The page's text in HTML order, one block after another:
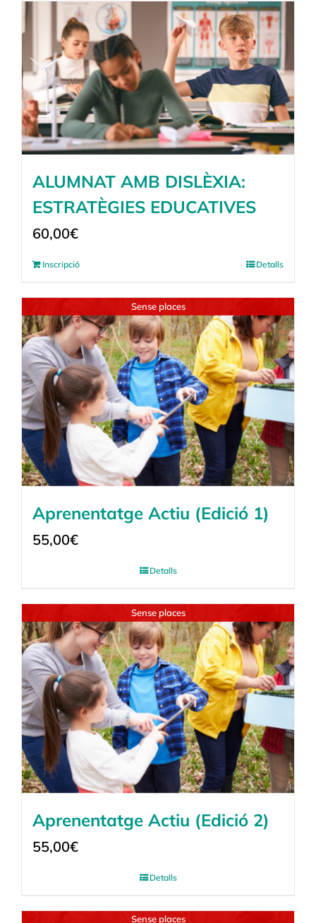
ALUMNAT AMB DISLÈXIA:
ESTRATÈGIES EDUCATIVES
60,00€
Inscripció Detalls
Sense places
Aprenentatge Actiu (Edició 1)
55,00€
Detalls
Sense places
Aprenentatge Actiu (Edició 2)
55,00€
Detalls
Sense places